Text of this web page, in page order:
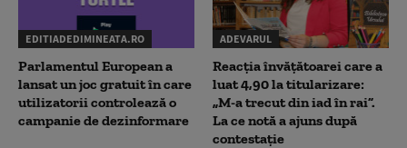
EDITIADEDIMINEATA.RO
Parlamentul European a
lansat un joc gratuit în care
utilizatorii controlează o
campanie de dezinformare
ADEVARUL
Reacția învățătoarei care a
luat 4,90 la titularizare:
„M-a trecut din iad în rai”.
La ce notă a ajuns după
contestație